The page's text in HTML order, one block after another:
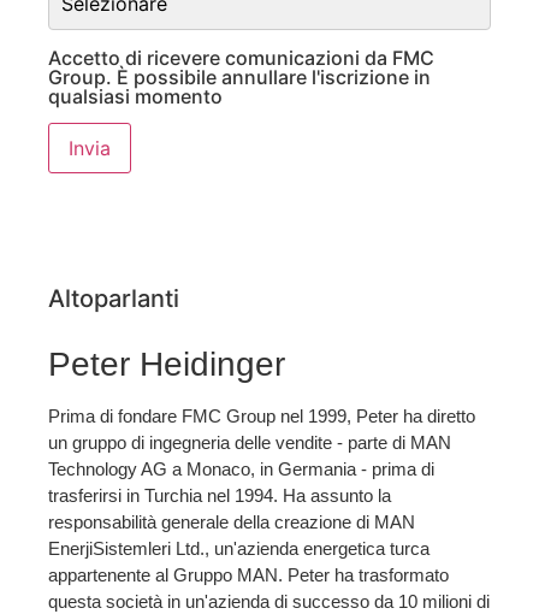
Accetto di ricevere comunicazioni da FMC
Group. È possibile annullare l'iscrizione in
qualsiasi momento
Altoparlanti
Peter Heidinger
Prima di fondare FMC Group nel 1999, Peter ha diretto
un gruppo di ingegneria delle vendite - parte di MAN
Technology AG a Monaco, in Germania - prima di
trasferirsi in Turchia nel 1994. Ha assunto la
responsabilità generale della creazione di MAN
EnerjiSistemleri Ltd., un'azienda energetica turca
appartenente al Gruppo MAN. Peter ha trasformato
questa società in un'azienda di successo da 10 milioni di